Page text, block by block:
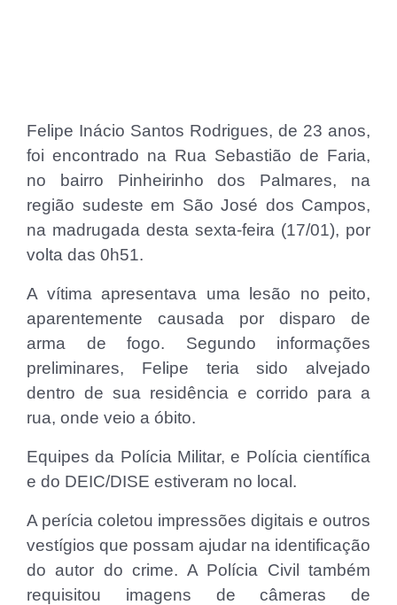
Felipe Inácio Santos Rodrigues, de 23 anos,
foi encontrado na Rua Sebastião de Faria,
no bairro Pinheirinho dos Palmares, na
região sudeste em São José dos Campos,
na madrugada desta sexta-feira (17/01), por
volta das 0h51.
A vítima apresentava uma lesão no peito,
aparentemente causada por disparo de
arma de fogo. Segundo informações
preliminares, Felipe teria sido alvejado
dentro de sua residência e corrido para a
rua, onde veio a óbito.
Equipes da Polícia Militar, e Polícia científica
e do DEIC/DISE estiveram no local.
A perícia coletou impressões digitais e outros
vestígios que possam ajudar na identificação
do autor do crime. A Polícia Civil também
requisitou imagens de câmeras de